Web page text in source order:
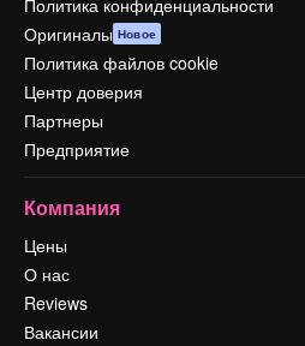
Оригиналы Новое
Политика файлов cookie
Центр доверия
Партнеры
Предприятие
Компания
Цены
О нас
Reviews
Вакансии